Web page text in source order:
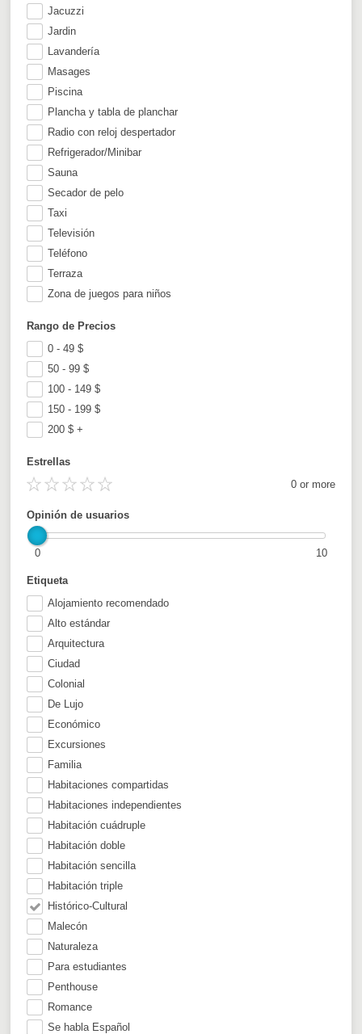
Jacuzzi
Jardin
Lavandería
Masages
Piscina
Plancha y tabla de planchar
Radio con reloj despertador
Refrigerador/Minibar
Sauna
Secador de pelo
Taxi
Televisión
Teléfono
Terraza
Zona de juegos para niños
Etiqueta
Alojamiento recomendado
Alto estándar
Arquitectura
Ciudad
Colonial
De Lujo
Económico
Excursiones
Familia
Habitaciones compartidas
Habitaciones independientes
Habitación cuádruple
Habitación doble
Habitación sencilla
Habitación triple
Histórico-Cultural
Malecón
Naturaleza
Para estudiantes
Penthouse
Romance
Se habla Español
Estrellas
0 or more
Opinión de usuarios
0 10
Rango de Precios
0 - 49$
50 - 99$
100 - 149$
150 - 199$
200$ +